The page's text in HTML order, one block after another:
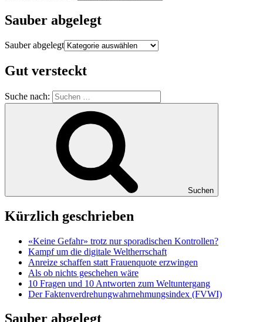
Sauber abgelegt
Sauber abgelegt
Gut versteckt
Suche nach:
Suchen
Kürzlich geschrieben
«Keine Gefahr» trotz nur sporadischen Kontrollen?
Kampf um die digitale Weltherrschaft
Anreize schaffen statt Frauenquote erzwingen
Als ob nichts geschehen wäre
10 Fragen und 10 Antworten zum Weltuntergang
Der Faktenverdrehungwahrnehmungsindex (FVWI)
Sauber abgelegt